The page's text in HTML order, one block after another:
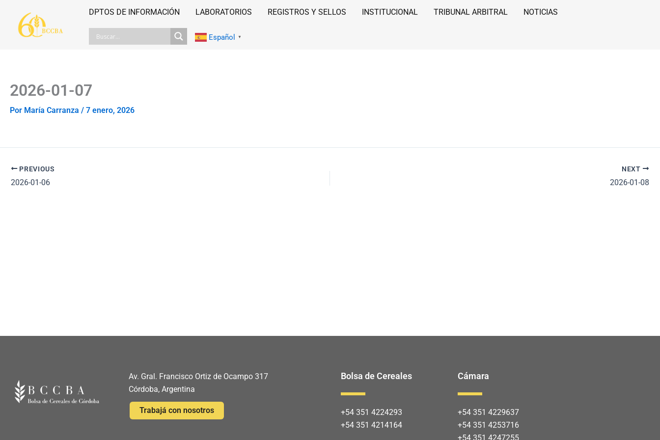
contenido
DPTOS DE INFORMACIÓN LABORATORIOS REGISTROS Y SELLOS INSTITUCIONAL TRIBUNAL ARBITRAL NOTICIAS
Español ▼
2026-01-07
Por María Carranza / 7 enero, 2026
PREVIOUS
2026-01-06
NEXT
2026-01-08
Av. Gral. Francisco Ortiz de Ocampo 317
Córdoba, Argentina
Trabajá con nosotros
Bolsa de Cereales
+54 351 4224293
+54 351 4214164
Cámara
+54 351 4229637
+54 351 4253716
+54 351 4247255